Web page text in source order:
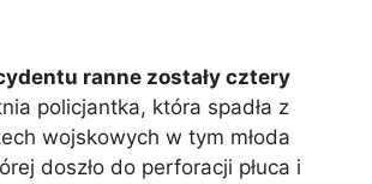
ranne zostały cztery
policjantka, która spadła z
wojskowych w tym młoda
doszło do perforacji płuca i